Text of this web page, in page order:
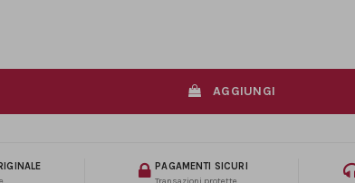
AGGIUNGI
PAGAMENTI SICURI
Transazioni protette